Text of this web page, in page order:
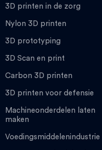
3D printen in de zorg
Nylon 3D printen
3D prototyping
3D Scan en print
Carbon 3D printen
3D printen voor defensie
Machineonderdelen laten
maken
Voedingsmiddelenindustrie